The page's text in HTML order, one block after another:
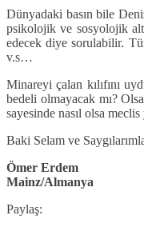
Dünyadaki basın bile
psikolojik ve sosyolojik
edecek diye sorulabilir.
v.s…
Minareyi çalan kılıfını
bedeli olmayacak mı?
sayesinde nasıl olsa
Baki Selam ve
Ömer Erdem
Mainz/Almanya
Paylaş: